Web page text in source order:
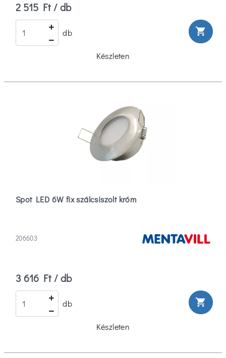
2 515 Ft / db
db shopping_cart
Készleten
Spot LED 6W fix szálcsiszolt króm
206603
3 616 Ft / db
db shopping_cart
Készleten